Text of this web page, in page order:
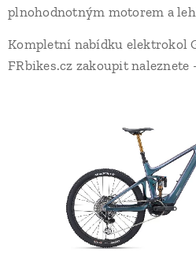
plnohodnotným motorem a
Kompletní nabídku elektrokol
FRbikes.cz zakoupit naleznete